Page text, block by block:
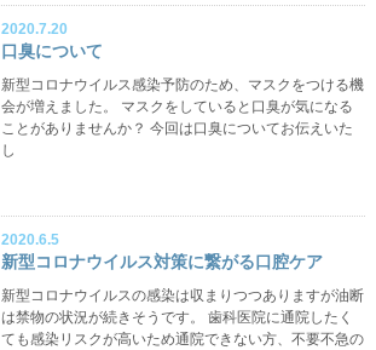
2020.7.20
口臭について
新型コロナウイルス感染予防のため、マスクをつける機
会が増えました。 マスクをしていると口臭が気になる
ことがありませんか？ 今回は口臭についてお伝えいた
し
2020.6.5
新型コロナウイルス対策に繋がる口腔ケア
新型コロナウイルスの感染は収まりつつありますが油断
は禁物の状況が続きそうです。 歯科医院に通院したく
ても感染リスクが高いため通院できない方、不要不急の